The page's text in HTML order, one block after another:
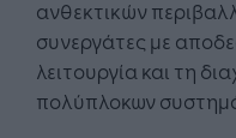
ανθεκτικών
συνεργάτες με
λειτουργία και τη
πολύπλοκων